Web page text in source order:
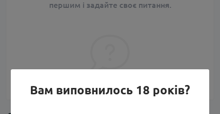
першим і задайте своє питання.
Вам виповнилось 18 років?